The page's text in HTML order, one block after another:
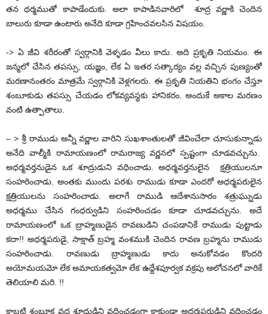
తన ధర్మముతో కాపాడేందుకు. అలా కాపాడినవారిలో శూద్ర వర్ణాకి చెందిన
బాలురు కూడా ఉంటారు అనేది కూడా గ్రహించవలసిన విషయం.
-> ఏ జీవి శరీరంతో స్వర్గానికి వెళ్ళడం వీలు కాదు. అది ప్రకృతి నియమం. ఈ
జన్మలో చేసిన తపస్సు, యజ్ఞం, లేక ఏ ఇతర సత్కార్యం వల్ల వచ్చిన పుణ్యంతో
మరణానంతరం మాత్రమే స్వర్గానికి వెళ్లగలరు. ఈ ప్రకృతి నియతిని భంగం చేస్తూ
శంబూకుడు తపస్సు చేయడం లోకవ్యవస్థకు హానికరం. అందుకే అకాల మరణం
వంటి ఉత్పాతాలు.
– > శ్రీ రాముడు అన్నీ వర్ణాల వారిని సుఖశాంతులతో జీవించేలా చూసుకున్నాడు
అనేది వాల్మీకి రామాయణంలో రామరాజ్య వర్ణనలో స్పష్టంగా చూడవచ్చును.
అధర్మవర్తనుడైన ఒక శూద్రుడుని వధించాడు. అధర్మవర్తనులైన క్షత్రియులనూ
సంహరించాడు. అంతకు ముందు పరశు రాముడు కూడా ఎందరో అధర్మపరులైన
క్షత్రియులను సంహరించాడు. అలాగే రాముడి ఆదేశానుసారం శత్రుఘ్నుడు
అధర్మము చేసిన గంధర్వుడిని సంహరించడం కూడా చూడవచ్చును. అదే
రామాయణంలో ఒక బ్రాహ్మణుడైన రావణుడిని చంపడానికే రాముడు పుట్టాడు
కదా!! అధర్మపరుడై, సాక్షాత్ బ్రహ్మ వంశముకి చెందిన రావణ బ్రహ్మను రాముడు
సంహరించాడు. రావణుడు బ్రాహ్మణుడు కాదు అనుకోవడం కొందరి
అయోమయమో లేక అమాయకత్వమో లేక ఉద్దేశపూర్వక వక్రపు ఆలోచనలో వారికే
తెలియాలి మరి. !!
కాబట్టి శంబూక వధ శూద్రుడిని వధించడంగా కాకుండా అధర్మపరుడిని వధించడం